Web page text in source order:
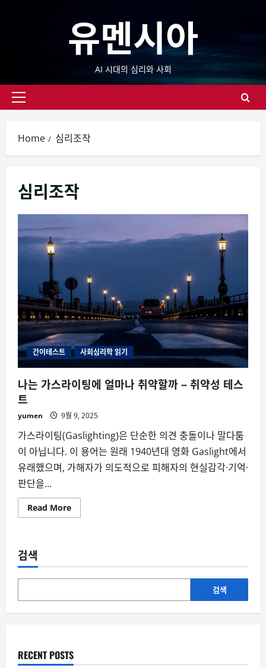
유멘시아
AI 시대의 심리와 사회
Primary
Home 심리조작
심리조작
간이테스트 사회심리학 읽기
나는 가스라이팅에 얼마나 취약할까 – 취약성 테스
트
yumen 9월 9, 2025
가스라이팅(Gaslighting)은 단순한 의견 충돌이나 말다툼
이 아닙니다. 이 용어는 원래 1940년대 영화 Gaslight에서
유래했으며, 가해자가 의도적으로 피해자의 현실감각·기억·
판단을...
Read MoreRead
more
라
팅
얼
나
까
–
취
검색
검색
RECENT POSTS